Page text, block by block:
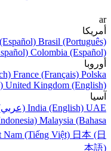
ar
أمريكا
Brasil (Português)
Colombia (Español)
أوروبا
France (Français) Polska
United Kingdom (English)
آسيا
India (English) UAE (عربي)
Malaysia (Bahasa
Nam (Tiếng Việt) 日本 (日
本語)